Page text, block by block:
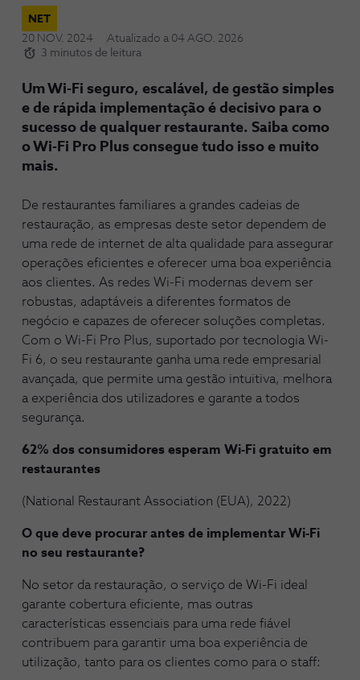
NET
20 NOV. 2024
Atualizado a 04 AGO. 2026
3 minutos de leitura
Um Wi-Fi seguro, escalável, de gestão simples
e de rápida implementação é decisivo para o
sucesso de qualquer restaurante. Saiba como
o Wi-Fi Pro Plus consegue tudo isso e muito
mais.
De restaurantes familiares a grandes cadeias de
restauração, as empresas deste setor dependem de
uma rede de internet de alta qualidade para assegurar
operações eficientes e oferecer uma boa experiência
aos clientes. As redes Wi-Fi modernas devem ser
robustas, adaptáveis a diferentes formatos de
negócio e capazes de oferecer soluções completas.
Com o Wi-Fi Pro Plus, suportado por tecnologia Wi-
Fi 6, o seu restaurante ganha uma rede empresarial
avançada, que permite uma gestão intuitiva, melhora
a experiência dos utilizadores e garante a todos
segurança.
62% dos consumidores esperam Wi-Fi gratuito em
restaurantes
(National Restaurant Association (EUA), 2022)
O que deve procurar antes de implementar Wi-Fi
no seu restaurante?
No setor da restauração, o serviço de Wi-Fi ideal
garante cobertura eficiente, mas outras
características essenciais para uma rede fiável
contribuem para garantir uma boa experiência de
utilização, tanto para os clientes como para o staff: